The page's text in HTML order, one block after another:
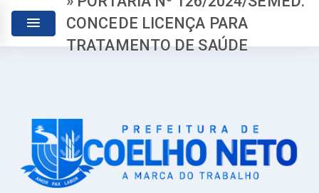
CONCEDE LICENÇA PARA
TRATAMENTO DE SAÚDE